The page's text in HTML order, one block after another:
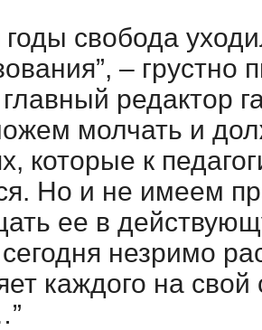
годы свобода
–
главный редактор
молчать и
которые к
Но и не имеем
ее в
сегодня незримо
каждого на